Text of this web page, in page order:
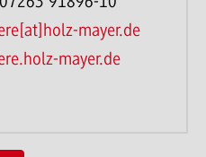
mayer.de
mayer.de